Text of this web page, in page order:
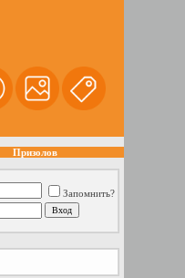
Призолов
Запомнить?